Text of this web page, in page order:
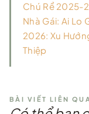
Chú Rể 2025-
Nhà Gái: Ai Lo
2026: Xu
Thiệp
BÀI VIẾT LIÊN